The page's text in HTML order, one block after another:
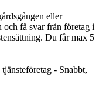
eller
och få svar från företag i
Du får max 5
- Snabbt,